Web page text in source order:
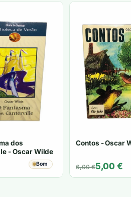
dos
- Oscar Wilde
Bom
Contos - Oscar
6,00€
O
preço
5,00 €
O
preço